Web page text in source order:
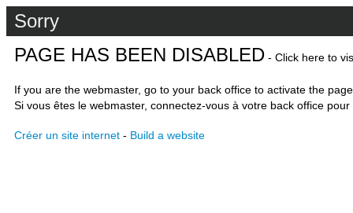
Sorry
PAGE HAS BEEN DISABLED - Click here to
If you are the webmaster, go to your back office to activate the
Si vous êtes le webmaster, connectez-vous à votre back office
Créer un site internet - Build a website